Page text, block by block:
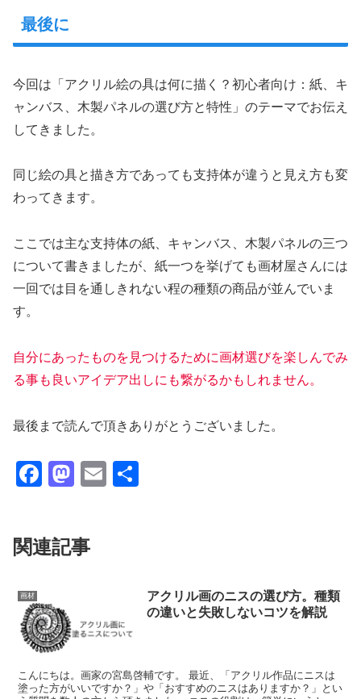
最後に
今回は「アクリル絵の具は何に描く？初心者向け：紙、キ
ャンバス、木製パネルの選び方と特性」のテーマでお伝え
してきました。
同じ絵の具と描き方であっても支持体が違うと見え方も変
わってきます。
ここでは主な支持体の紙、キャンバス、木製パネルの三つ
について書きましたが、紙一つを挙げても画材屋さんには
一回では目を通しきれない程の種類の商品が並んでいま
す。
自分にあったものを見つけるために画材選びを楽しんでみ
る事も良いアイデア出しにも繋がるかもしれません。
最後まで読んで頂きありがとうございました。
F
e
o
o
k
M
o
n
E
関連記事
画材
アクリル画のニスの選び方。種類
の違いと失敗しないコツを解説
こんにちは。画家の宮島啓輔です。 最近、「アクリル作品にニスは
塗った方がいいですか？」や「おすすめのニスはありますか？」とい